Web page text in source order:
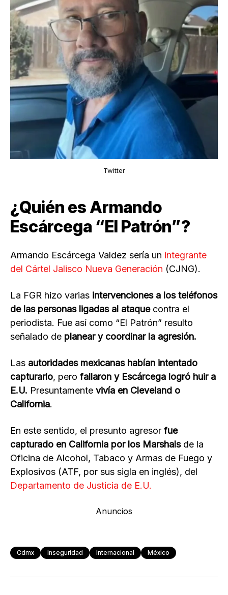
Twitter
¿Quién es Armando
Escárcega “El Patrón”?
Armando Escárcega Valdez sería un integrante
del Cártel Jalisco Nueva Generación (CJNG).
La FGR hizo varias intervenciones a los teléfonos
de las personas ligadas al ataquecontra el
periodista. Fue así como “El Patrón” resulto
señalado de planear y coordinar la agresión.
Las autoridades mexicanas habían intentado
capturarlo, pero fallaron y Escárcega logró huir a
E.U. Presuntamente vivía en Cleveland o
California.
En este sentido, el presunto agresor fue
capturado en California por los Marshalsde la
Oficina de Alcohol, Tabaco y Armas de Fuego y
Explosivos (ATF, por sus sigla en inglés), del
Departamento de Justicia de E.U.
Anuncios
Cdmx Inseguridad Internacional México